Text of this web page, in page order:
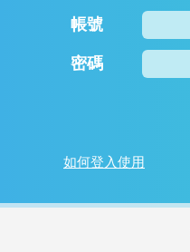
帳號
密碼
如何登入使用